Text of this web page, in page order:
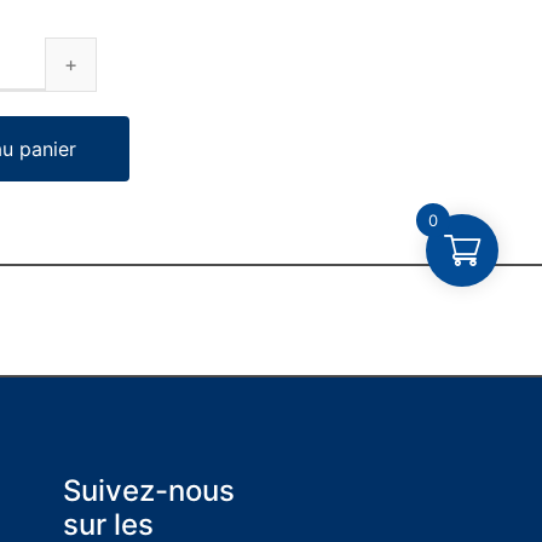
panier
Suivez-nous
sur les
0